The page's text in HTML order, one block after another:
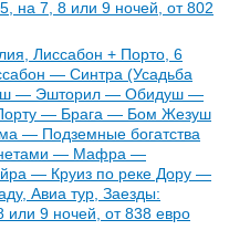
на 7, 8 или 9 ночей, от 802
Лиссабон + Порто, 6
— Синтра (Усадьба
— Эшторил — Обидуш —
— Брага — Бом Жезуш
— Подземные богатства
— Мафра —
— Круиз по реке Дору —
Авиа тур, Заезды:
9 ночей, от 838 евро